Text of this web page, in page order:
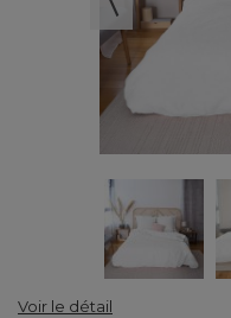
Voir le détail